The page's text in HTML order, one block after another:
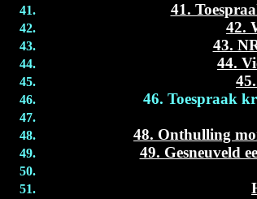
41.
42.
43.
44.
46. Toespraak
48. Onthulling
49. Gesneuveld